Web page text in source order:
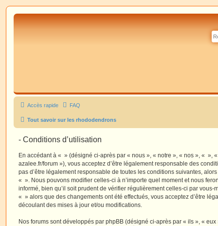
Accès rapide FAQ
Tout savoir sur les rhododendrons
- Conditions d’utilisation
En accédant à « » (désigné ci-après par « nous », « notre », « nos », « »,
azalee.fr/forum »), vous acceptez d’être légalement responsable des
pas d’être légalement responsable de toutes les conditions suivantes,
« ». Nous pouvons modifier celles-ci à n’importe quel moment et nous
informé, bien qu’il soit prudent de vérifier régulièrement celles-ci par vous-
« » alors que des changements ont été effectués, vous acceptez d’être
découlant des mises à jour et/ou modifications.
Nos forums sont développés par phpBB (désigné ci-après par « ils », «